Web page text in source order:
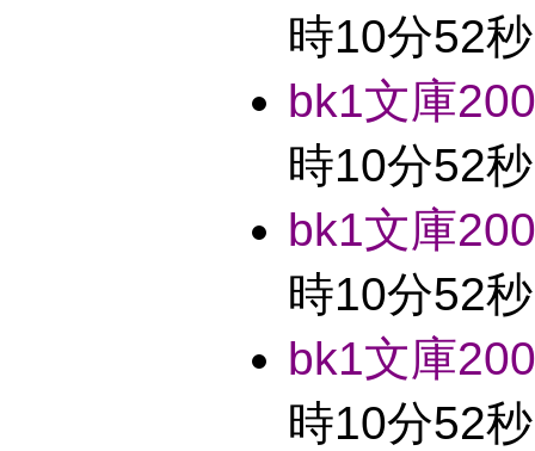
時10分52秒
bk1文庫
時10分52秒
bk1文庫
時10分52秒
bk1文庫
時10分52秒